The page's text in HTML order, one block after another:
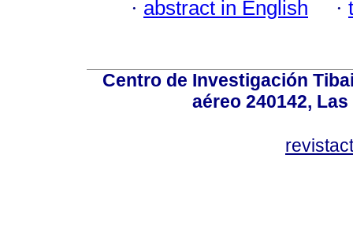
· abstract in English ·
Centro de Investigación
aéreo 240142,